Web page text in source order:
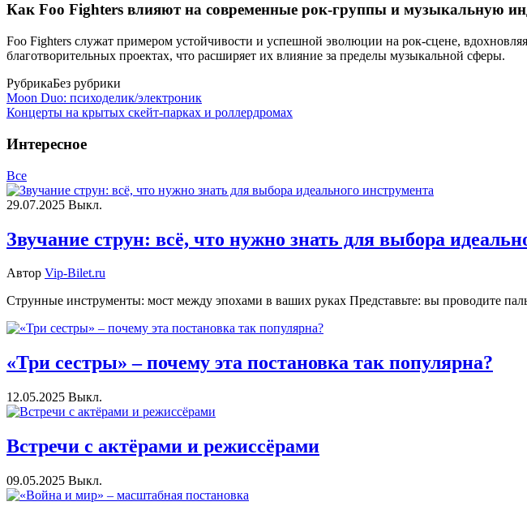
Как Foo Fighters влияют на современные рок-группы и музыкальную
Foo Fighters служат примером устойчивости и успешной эволюции на рок-сцене,
благотворительных проектах, что расширяет их влияние за пределы музыкальной сферы.
РубрикаБез рубрики
Moon Duo: психоделик/электроник
Концерты на крытых скейт-парках и роллердромах
Интересное
Все
29.07.2025 Выкл.
Звучание струн: всё, что нужно знать для выбора
Автор Vip-Bilet.ru
Струнные инструменты: мост между эпохами в ваших руках Представьте: вы проводите
«Три сестры» – почему эта постановка так популярна?
12.05.2025 Выкл.
Встречи с актёрами и режиссёрами
09.05.2025 Выкл.